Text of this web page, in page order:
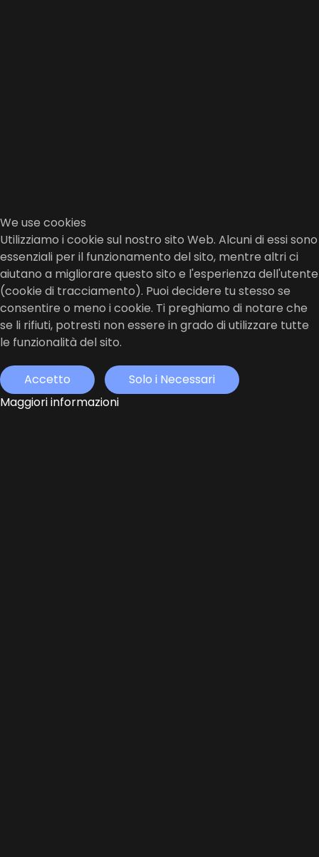
We use cookies
Utilizziamo i cookie sul nostro sito Web. Alcuni di essi sono
essenziali per il funzionamento del sito, mentre altri ci
aiutano a migliorare questo sito e l'esperienza dell'utente
(cookie di tracciamento). Puoi decidere tu stesso se
consentire o meno i cookie. Ti preghiamo di notare che
se li rifiuti, potresti non essere in grado di utilizzare tutte
le funzionalità del sito.
Accetto
Solo i Necessari
Maggiori informazioni